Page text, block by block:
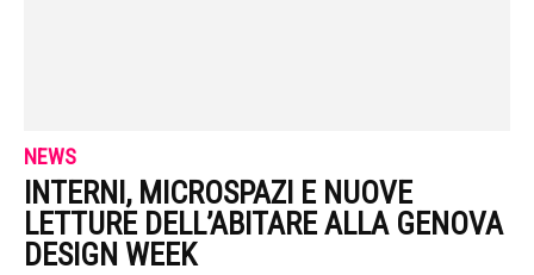
NEWS
INTERNI, MICROSPAZI E NUOVE
LETTURE DELL’ABITARE ALLA GENOVA
DESIGN WEEK